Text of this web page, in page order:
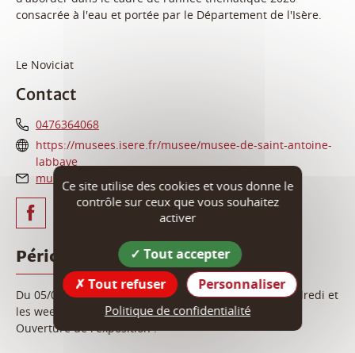
consacrée à l'eau et portée par le Département de l'Isère.
Le Noviciat
Contact
0476364068
https://musees.isere.fr/musee/musee-de-saint-antoine-
labbaye
musee-saint-antoine@isere.fr
Périodes d'ouverture
Du 05/07 au 08/11/2026 le lundi, mercredi, jeudi, vendredi et
les week-ends de 10h30 à 12h30 et de 14h à 18h.
Ouverture de l'exposition :
Ce site utilise des cookies et vous donne le
contrôle sur ceux que vous souhaitez
activer
Tout accepter
Tout refuser
Personnaliser
Politique de confidentialité